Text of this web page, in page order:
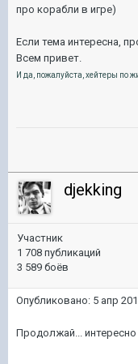
про корабли в игре)
Если тема интересна,
Всем привет.
И да, пожалуйста, хейтеры по
djekking
Участник
1 708 публикаций
3 589 боёв
Опубликовано: 5 апр
Продолжай... интересно